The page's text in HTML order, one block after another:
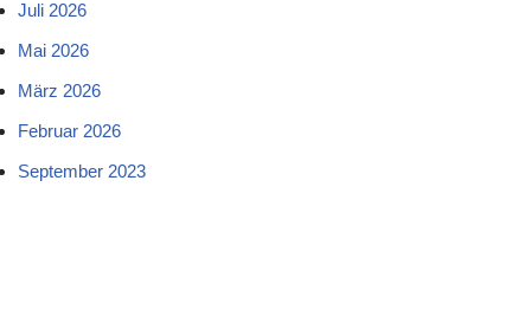
Juli 2026
Mai 2026
März 2026
Februar 2026
September 2023